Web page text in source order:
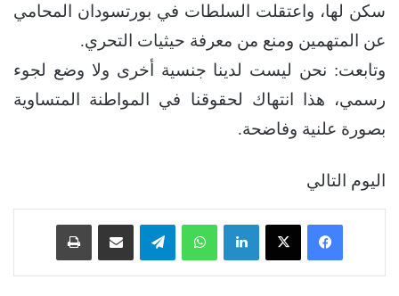
سكن لها، واعتقلت السلطات في بورتسودان المحامي
عن المتهمين ومنع من معرفة حيثيات التحري.
وتابعت: نحن ليست لدينا جنسية أخرى ولا وضع لجوء
رسمي، هذا انتهاك لحقوقنا في المواطنة المتساوية
بصورة علنية وفاضحة.
اليوم التالي
فيسبوك ‫X لينكدإن واتساب تيلقرام